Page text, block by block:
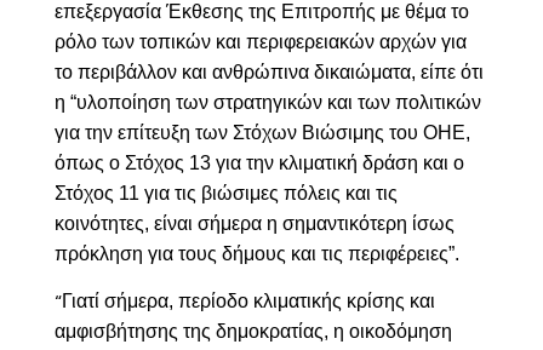
επεξεργασία Έκθεσης της Επιτροπής με θέμα το
ρόλο των τοπικών και περιφερειακών αρχών για
το περιβάλλον και ανθρώπινα δικαιώματα, είπε ότι
η “υλοποίηση των στρατηγικών και των πολιτικών
για την επίτευξη των Στόχων Βιώσιμης του ΟΗΕ,
όπως ο Στόχος 13 για την κλιματική δράση και ο
Στόχος 11 για τις βιώσιμες πόλεις και τις
κοινότητες, είναι σήμερα η σημαντικότερη ίσως
πρόκληση για τους δήμους και τις περιφέρειες”.
“Γιατί σήμερα, περίοδο κλιματικής κρίσης και
αμφισβήτησης της δημοκρατίας, η οικοδόμηση